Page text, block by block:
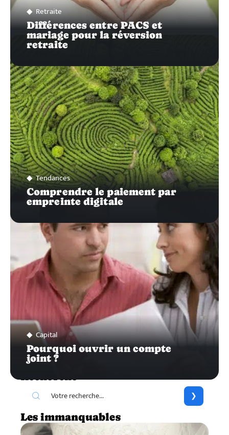
Retraite
Différences entre PACS et
mariage pour la réversion
retraite
Tendances
Comprendre le paiement par
empreinte digitale
Capital
Pourquoi ouvrir un compte
joint ?
Les immanquables